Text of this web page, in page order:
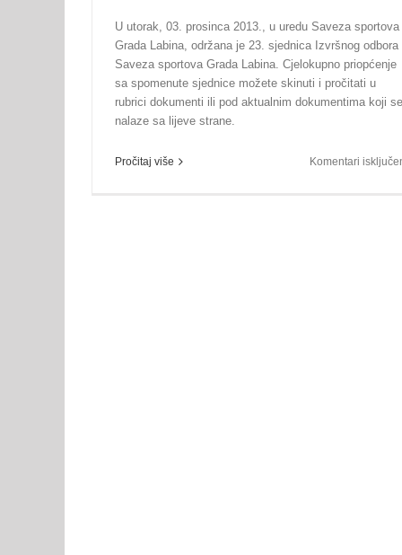
U utorak, 03. prosinca 2013., u uredu Saveza sportova
Grada Labina, održana je 23. sjednica Izvršnog odbora
Saveza sportova Grada Labina. Cjelokupno priopćenje
sa spomenute sjednice možete skinuti i pročitati u
rubrici dokumenti ili pod aktualnim dokumentima koji se
nalaze sa lijeve strane.
Pročitaj više Komentari
Završena 6. Olimpijada – OŠ “Ivo Lola
najuspješnija škola!
olimpijada